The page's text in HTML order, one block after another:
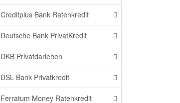
Creditplus Bank Ratenkredit
Deutsche Bank PrivatKredit
DKB Privatdarlehen
DSL Bank Privatkredit
Ferratum Money Ratenkredit